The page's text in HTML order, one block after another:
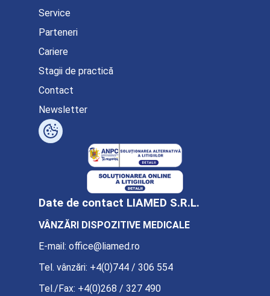
Date de contact LIAMED S.R.L.
VÂNZĂRI DISPOZITIVE MEDICALE
E-mail: office@liamed.ro
Tel. vânzări: +4(0)744 / 306 554
Tel./Fax: +4(0)268 / 327 490
Service
Parteneri
Cariere
Stagii de practică
Contact
Newsletter